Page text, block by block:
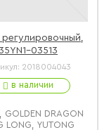
регулировочный,
03513
2018004043
в наличии
GOLDEN DRAGON
LONG, YUTONG